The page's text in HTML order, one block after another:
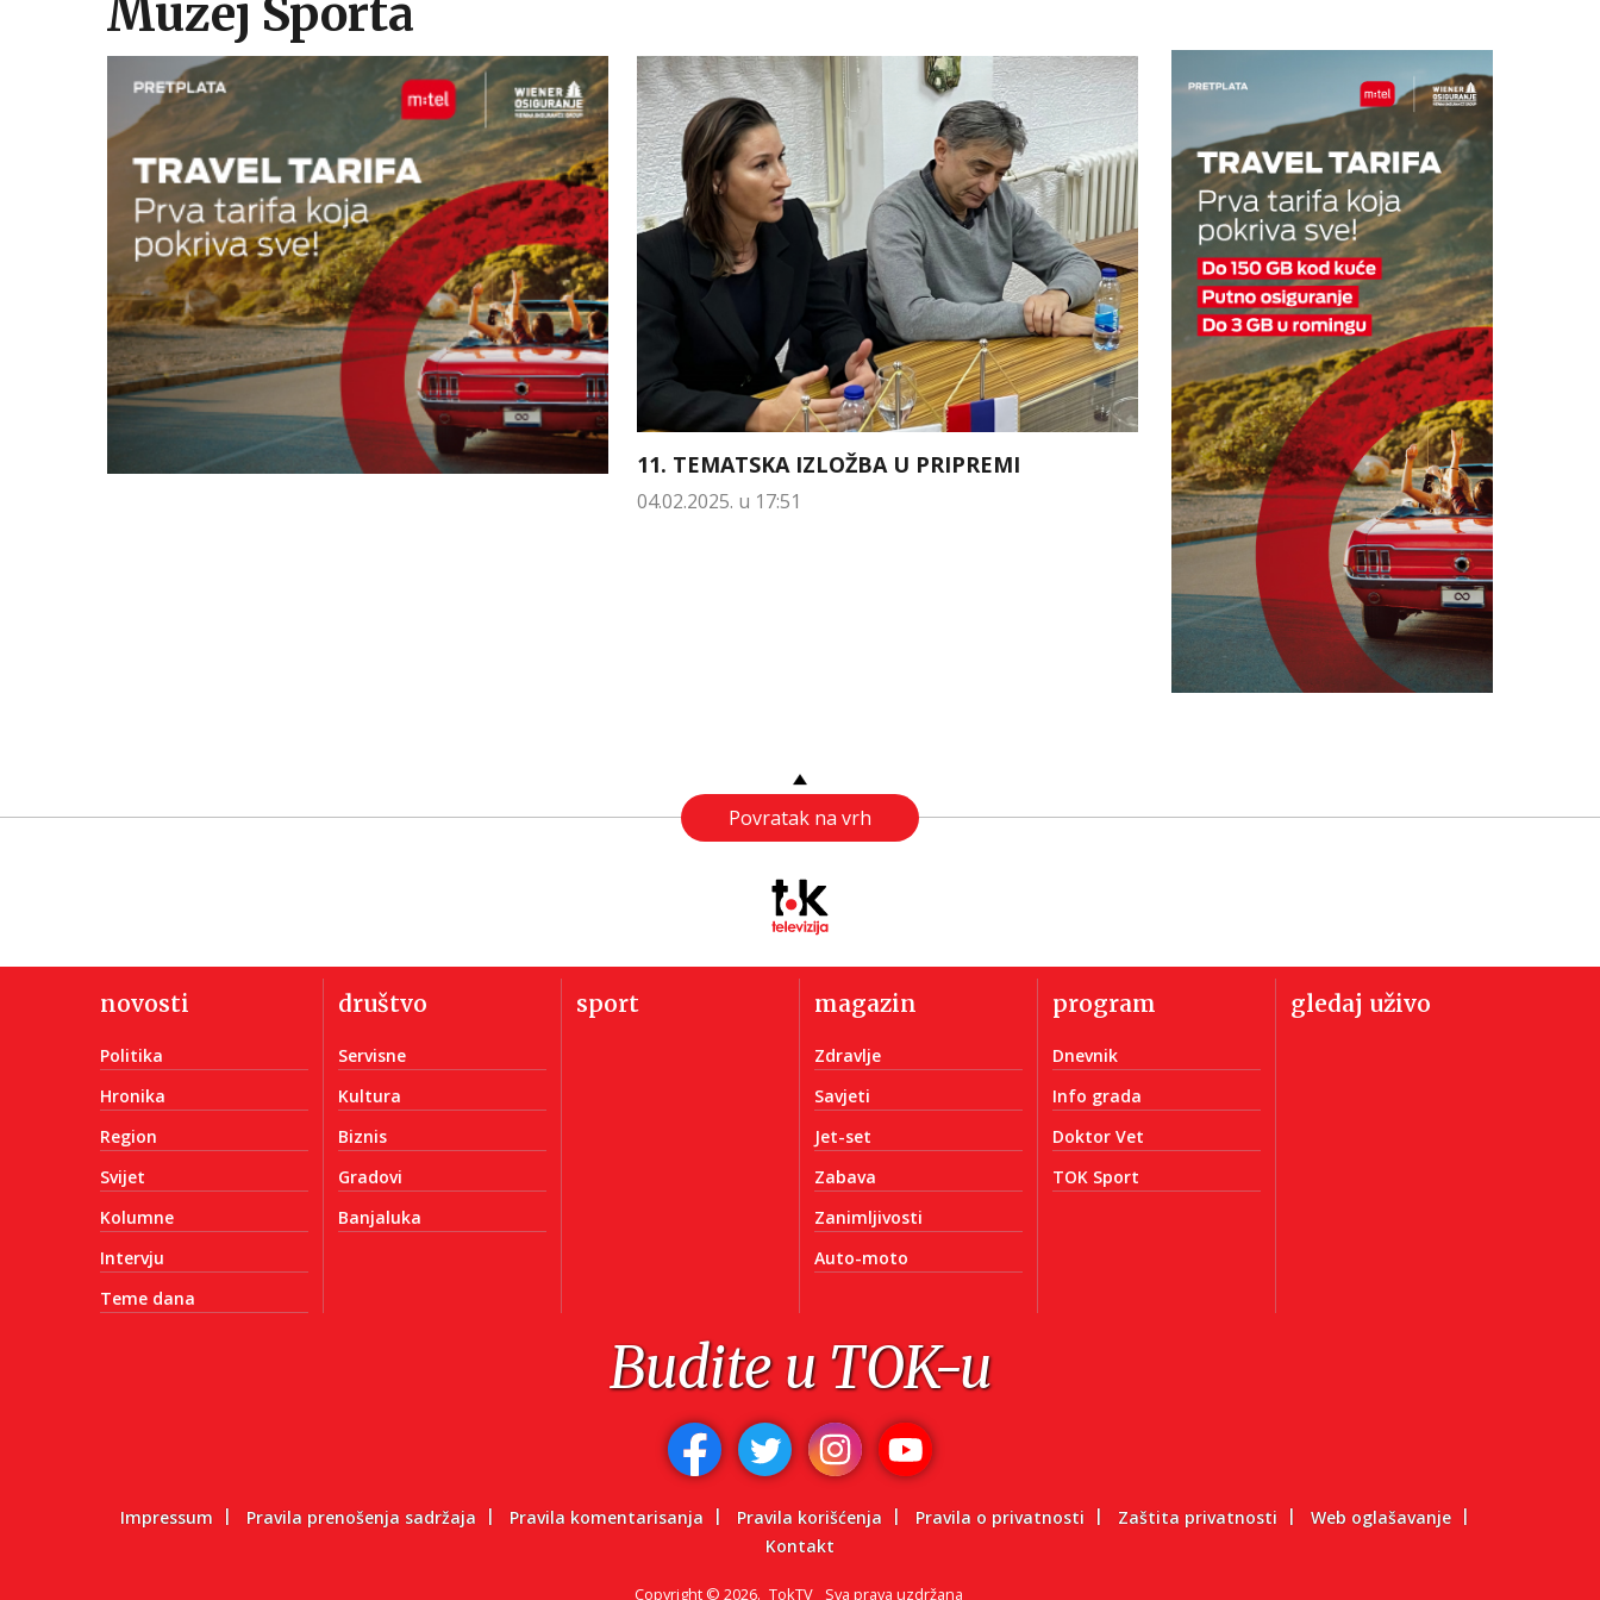
Muzej Sporta
11. TEMATSKA IZLOŽBA U PRIPREMI
04.02.2025. u 17:51
Povratak na vrh
novosti
Politika
Hronika
Region
Svijet
Kolumne
Intervju
Teme dana
društvo
Servisne
Kultura
Biznis
Gradovi
Banjaluka
sport magazin
Zdravlje
Savjeti
Jet-set
Zabava
Zanimljivosti
Auto-moto
program
Dnevnik
Info grada
Doktor Vet
TOK Sport
gledaj uživo
Budite u TOK-u
Impressum Pravila prenošenja sadržaja Pravila komentarisanja Pravila korišćenja Pravila o privatnosti Zaštita privatnosti
Web oglašavanje
Kontakt
Copyright © 2026. TokTV Sva prava uzdržana